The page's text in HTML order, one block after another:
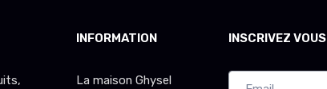
INFORMATION
La maison Ghysel
INSCRIVEZ VOUS